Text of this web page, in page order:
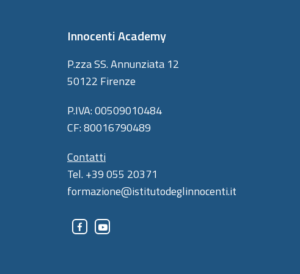
Innocenti Academy
P.zza SS. Annunziata 12
50122 Firenze
P.IVA: 00509010484
CF: 80016790489
Contatti
Tel. +39 055 20371
formazione@istitutodeglinnocenti.it